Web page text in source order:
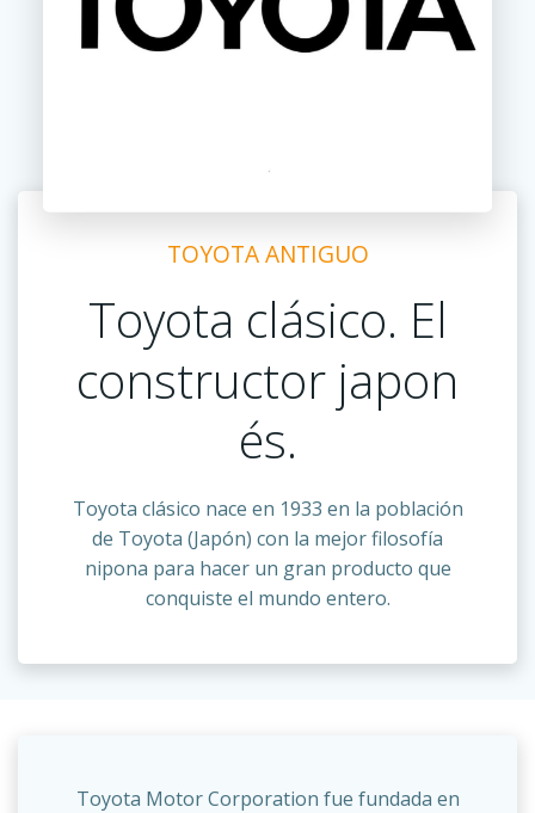
TOYOTA ANTIGUO
Toyota clásico. El
constructor japon
és.
Toyota clásico nace en 1933 en la población
de Toyota (Japón) con la mejor filosofía
nipona para hacer un gran producto que
conquiste el mundo entero.
Toyota Motor Corporation fue fundada en